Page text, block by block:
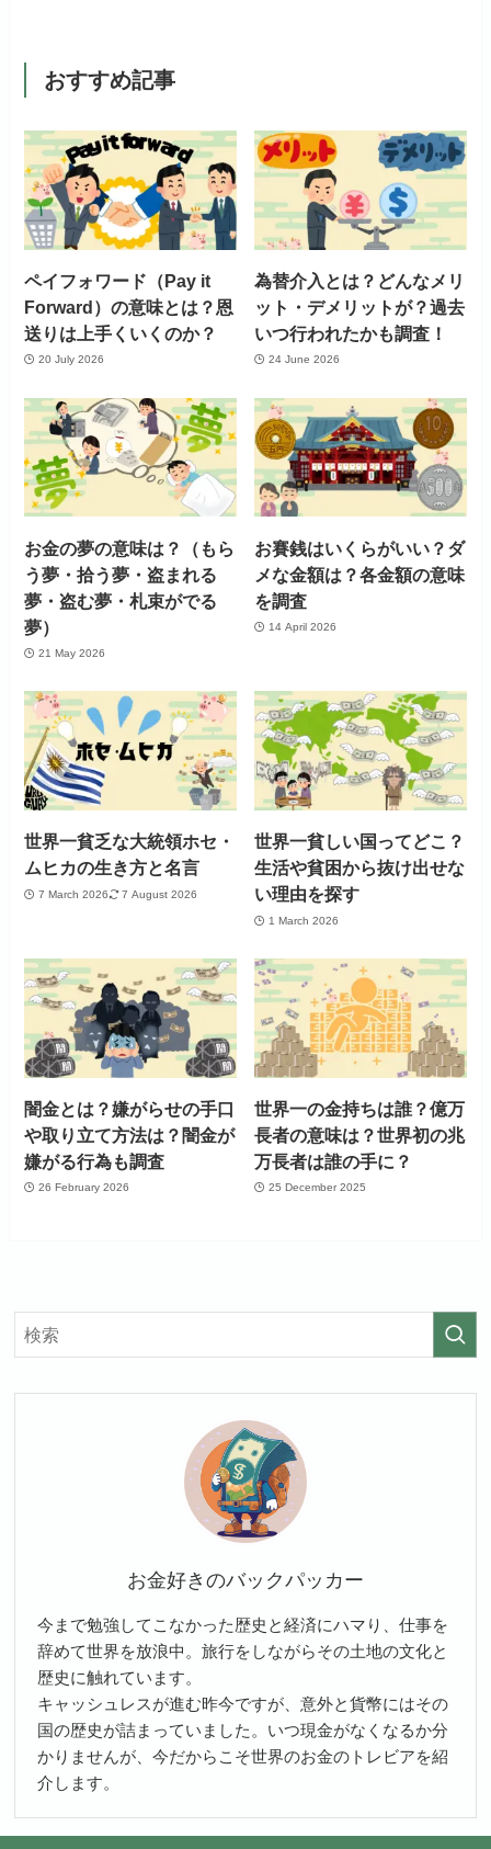
おすすめ記事
ペイフォワード（Pay it
Forward）の意味とは？恩
送りは上手くいくのか？
20 July 2026
為替介入とは？どんなメリ
ット・デメリットが？過去
いつ行われたかも調査！
24 June 2026
お金の夢の意味は？（もら
う夢・拾う夢・盗まれる
夢・盗む夢・札束がでる
夢）
21 May 2026
お賽銭はいくらがいい？ダ
メな金額は？各金額の意味
を調査
14 April 2026
世界一貧乏な大統領ホセ・
ムヒカの生き方と名言
7 March 2026 7 August 2026
世界一貧しい国ってどこ？
生活や貧困から抜け出せな
い理由を探す
1 March 2026
闇金とは？嫌がらせの手口
や取り立て方法は？闇金が
嫌がる行為も調査
26 February 2026
世界一の金持ちは誰？億万
長者の意味は？世界初の兆
万長者は誰の手に？
25 December 2025
お金好きのバックパッカー
今まで勉強してこなかった歴史と経済にハマり、仕事を
辞めて世界を放浪中。旅行をしながらその土地の文化と
歴史に触れています。
キャッシュレスが進む昨今ですが、意外と貨幣にはその
国の歴史が詰まっていました。いつ現金がなくなるか分
かりませんが、今だからこそ世界のお金のトレビアを紹
介します。